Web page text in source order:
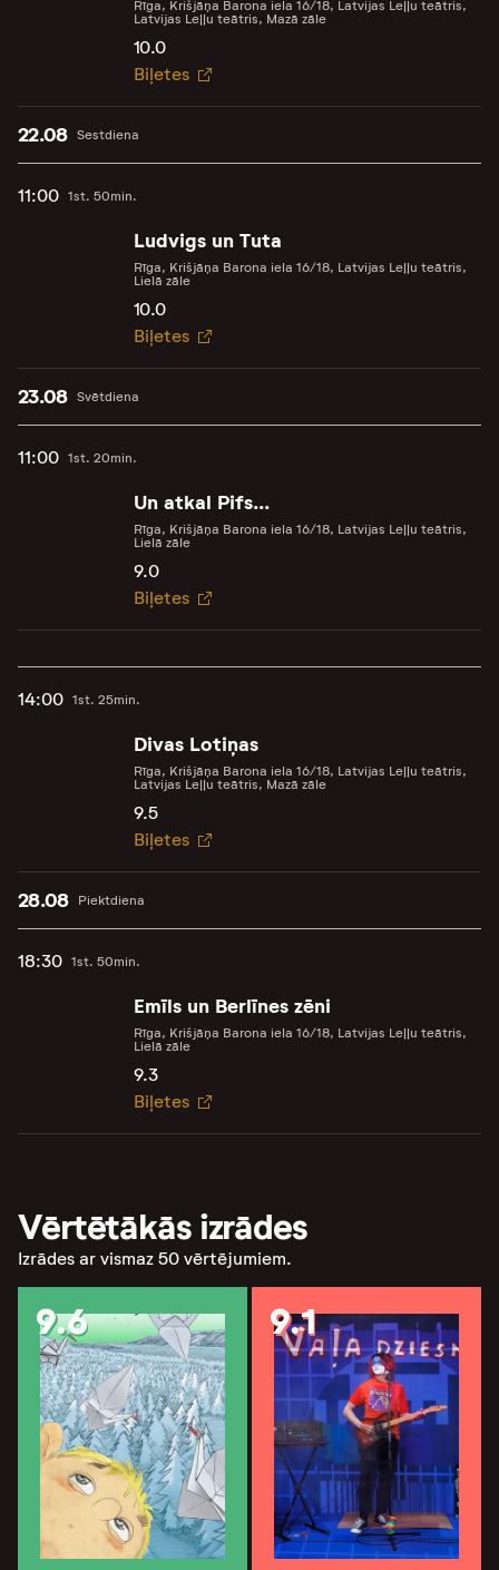
Rīga, Krišjāņa Barona iela 16/18, Latvijas Leļļu teātris,
Latvijas Leļļu teātris, Mazā zāle
10.0
Biļetes
Sestdiena
22.08
11:00 1st. 50min.
Ludvigs un Tuta
Rīga, Krišjāņa Barona iela 16/18, Latvijas Leļļu teātris,
Lielā zāle
10.0
Biļetes
Svētdiena
23.08
11:00 1st. 20min.
Un atkal Pifs...
Rīga, Krišjāņa Barona iela 16/18, Latvijas Leļļu teātris,
Lielā zāle
9.0
Biļetes
14:00 1st. 25min.
Divas Lotiņas
Rīga, Krišjāņa Barona iela 16/18, Latvijas Leļļu teātris,
Latvijas Leļļu teātris, Mazā zāle
9.5
Biļetes
Piektdiena
28.08
18:30 1st. 50min.
Emīls un Berlīnes zēni
Rīga, Krišjāņa Barona iela 16/18, Latvijas Leļļu teātris,
Lielā zāle
9.3
Biļetes
Vērtētākās izrādes
Izrādes ar vismaz 50 vērtējumiem.
9.6 9.1